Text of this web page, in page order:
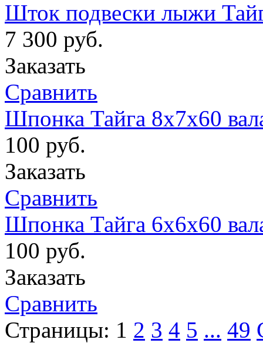
Шток подвески лыжи
7 300 руб.
Заказать
Сравнить
Шпонка Тайга 8х7х60
100 руб.
Заказать
Сравнить
Шпонка Тайга 6х6х60
100 руб.
Заказать
Сравнить
Страницы: 1 2 3 4 5 ... 49